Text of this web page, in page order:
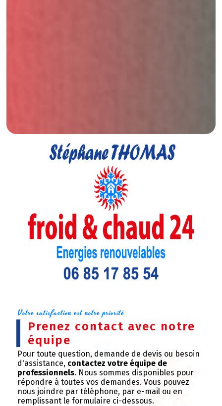
Votre satisfaction est notre priorité
Prenez contact avec notre
équipe
Pour toute question, demande de devis ou besoin
d'assistance, contactez votre équipe de
professionnels. Nous sommes disponibles pour
répondre à toutes vos demandes. Vous pouvez
nous joindre par téléphone, par e-mail ou en
remplissant le formulaire ci-dessous.